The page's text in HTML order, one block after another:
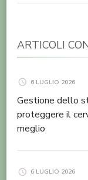
ARTICOLI
6 LUGLIO 2026
Gestione dello
proteggere il
meglio
6 LUGLIO 2026